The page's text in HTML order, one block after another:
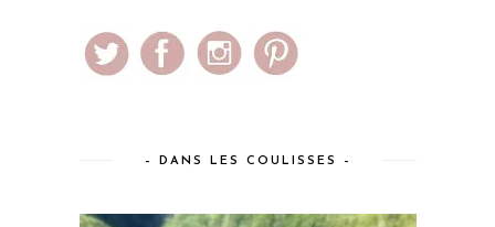
– DANS LES COULISSES –